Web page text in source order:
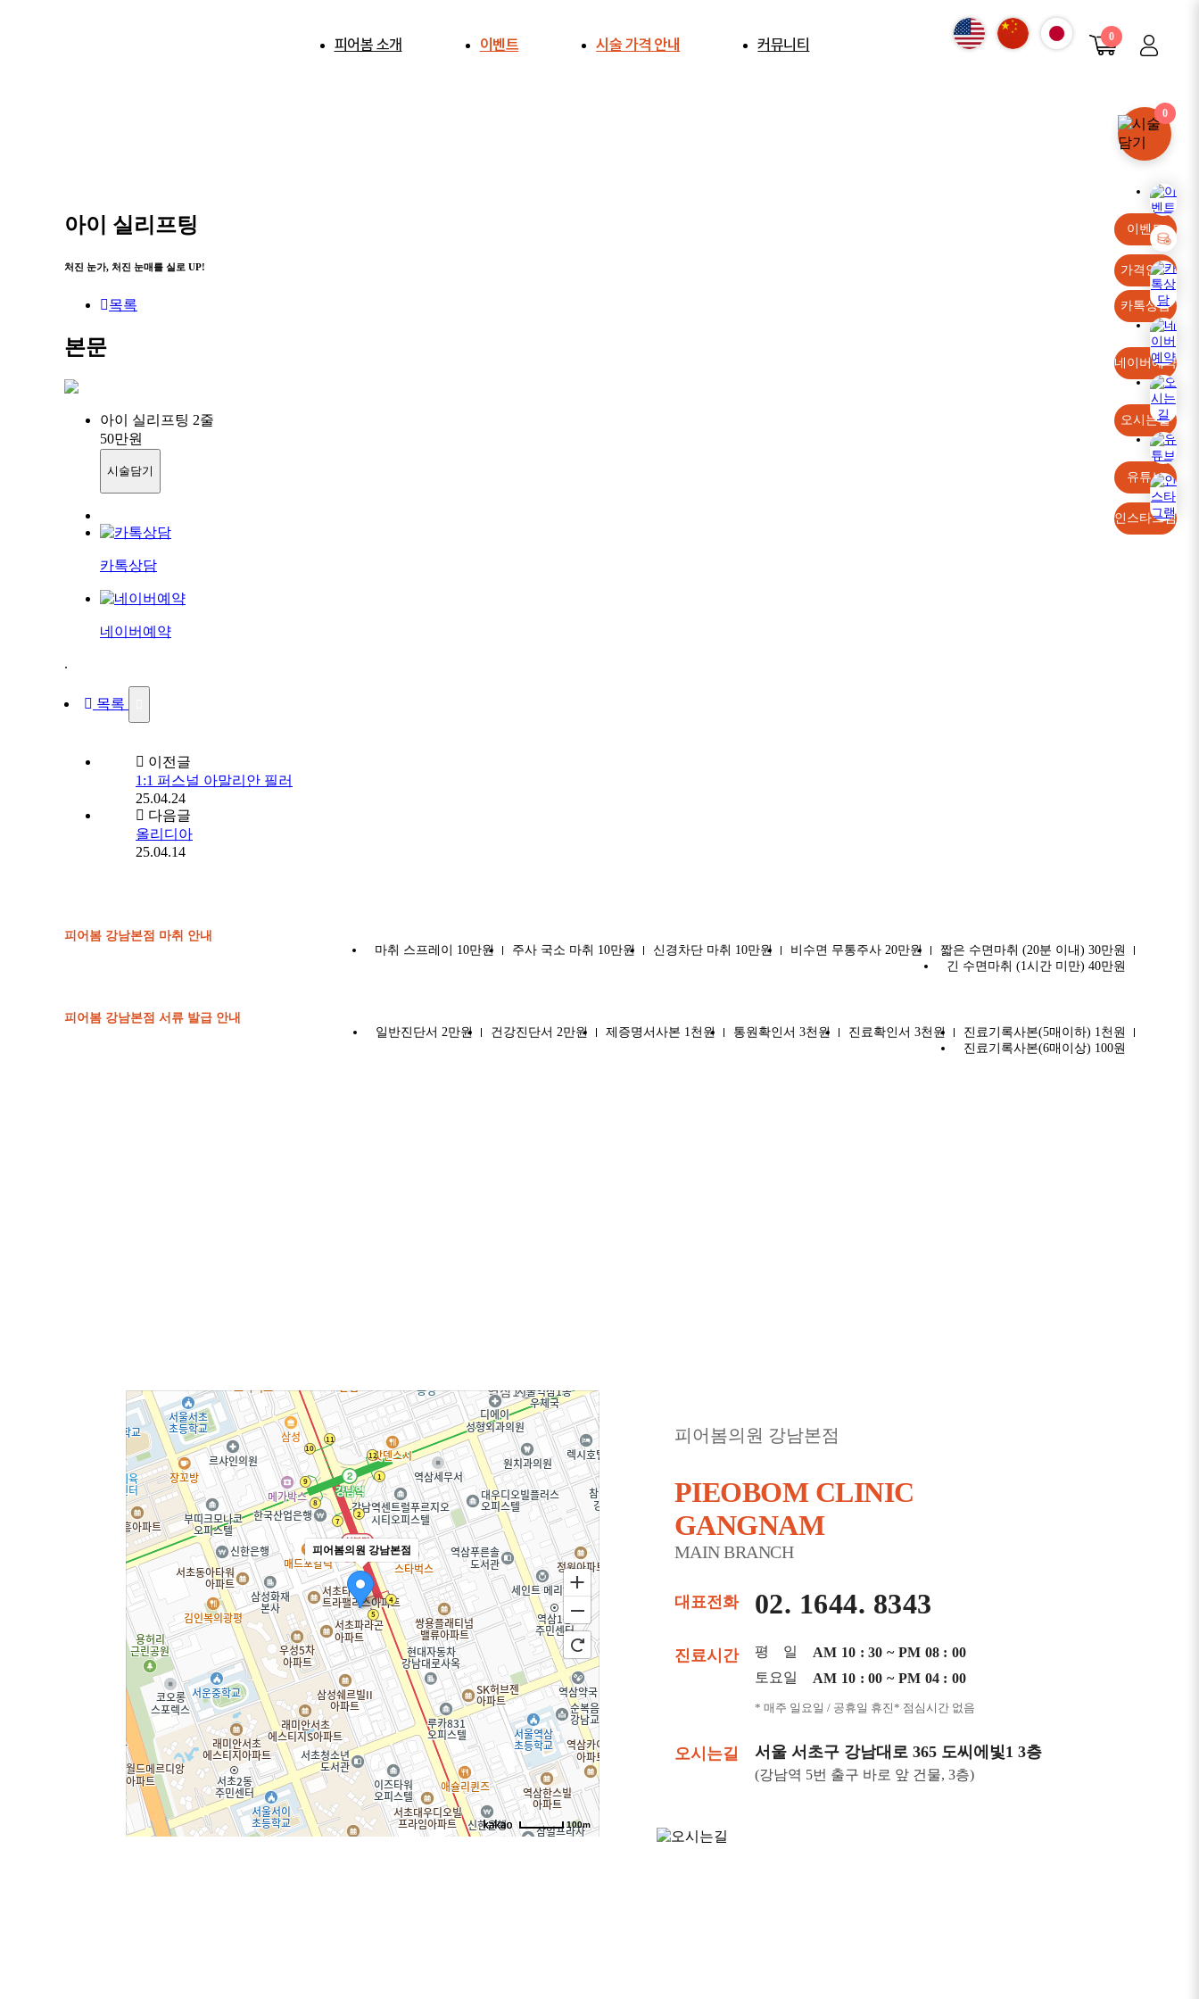
피어봄 소개 이벤트 시술 가격 안내 커뮤니티 0
아이 실리프팅
처진 눈가, 처진 눈매를 실로 UP!
목록
본문
아이 실리프팅 2줄
50만원
시술담기
카톡상담
네이버예약
.
목록
이전글
1:1 퍼스널 아말리안 필러
25.04.24
다음글
올리디아
25.04.14
피어봄 강남본점 마취 안내
마취 스프레이 10만원
주사 국소 마취 10만원 신경차단 마취 10만원 비수면 무통주사 20만원
짧은 수면마취 (20분 이내) 30만원
긴 수면마취 (1시간 미만) 40만원
피어봄 강남본점 서류 발급 안내
일반진단서 2만원
건강진단서 2만원 제증명서사본 1천원 통원확인서 3천원 진료확인서 3천원
진료기록사본(5매이하) 1천원
진료기록사본(6매이상) 100원
0
이벤트
가격안내
카톡상담
네이버예약
오시는길
유튜브
인스타그램
피어봄의원 강남본점
100m
피어봄의원 강남본점
PIEOBOM CLINIC
GANGNAM
MAIN BRANCH
대표전화 02. 1644. 8343
진료시간 평 일
AM 10 : 30 ~ PM 08 : 00
토요일
AM 10 : 00 ~ PM 04 : 00
* 매주 일요일 / 공휴일 휴진* 점심시간 없음
오시는길 서울 서초구 강남대로 365 도씨에빛1 3층
(강남역 5번 출구 바로 앞 건물, 3층)